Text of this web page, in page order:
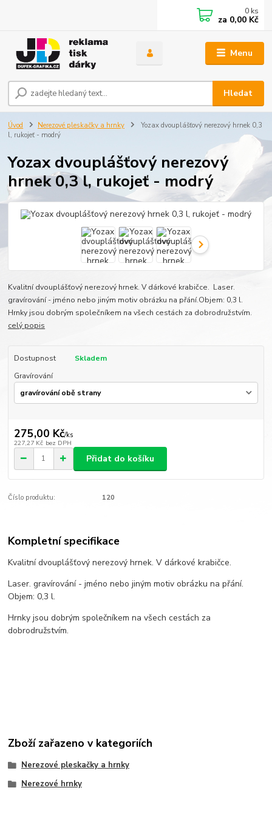
Menu
Hledat
0 ks
za 0,00 Kč
Úvod Nerezové pleskačky a hrnky
Yozax dvouplášťový nerezový hrnek 0,3
l, rukojeť - modrý
Yozax dvouplášťový nerezový
hrnek 0,3 l, rukojeť - modrý
Kvalitní dvouplášťový nerezový hrnek. V dárkové krabičce. Laser.
gravírování - jméno nebo jiným motiv obrázku na přání.Objem: 0,3 l.
Hrnky jsou dobrým společníkem na všech cestách za dobrodružstvím.
celý popis
Dostupnost
Skladem
Gravírování
275,00 Kč/ks
227,27 Kč bez DPH
Přidat do košíku
Číslo produktu: 120
Kompletní specifikace
Kvalitní dvouplášťový nerezový hrnek. V dárkové krabičce.
Laser. gravírování - jméno nebo jiným motiv obrázku na přání.
Objem: 0,3 l.
Hrnky jsou dobrým společníkem na všech cestách za
dobrodružstvím.
Zboží zařazeno v kategoriích
Nerezové pleskačky a hrnky
Nerezové hrnky